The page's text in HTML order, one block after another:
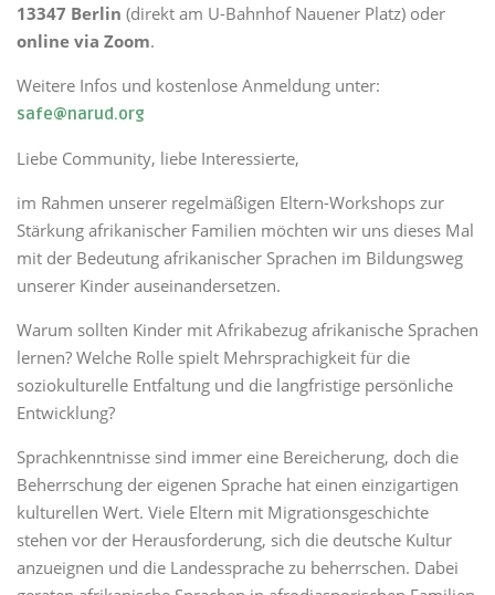
13347 Berlin (direkt am U-Bahnhof Nauener Platz) oder
online via Zoom.
Weitere Infos und kostenlose Anmeldung unter:
safe@narud.org
Liebe Community, liebe Interessierte,
im Rahmen unserer regelmäßigen Eltern-Workshops zur
Stärkung afrikanischer Familien möchten wir uns dieses Mal
mit der Bedeutung afrikanischer Sprachen im Bildungsweg
unserer Kinder auseinandersetzen.
Warum sollten Kinder mit Afrikabezug afrikanische Sprachen
lernen? Welche Rolle spielt Mehrsprachigkeit für die
soziokulturelle Entfaltung und die langfristige persönliche
Entwicklung?
Sprachkenntnisse sind immer eine Bereicherung, doch die
Beherrschung der eigenen Sprache hat einen einzigartigen
kulturellen Wert. Viele Eltern mit Migrationsgeschichte
stehen vor der Herausforderung, sich die deutsche Kultur
anzueignen und die Landessprache zu beherrschen. Dabei